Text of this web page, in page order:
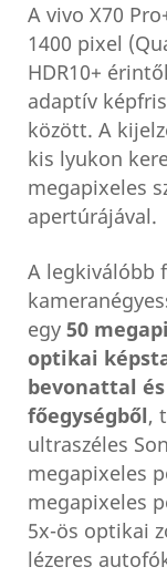
A vivo X70
1400 pixel
HDR10+
adaptív
között. A
kis lyukon
megapixeles
apertúrájával.
A legkiválóbb
egy50
optikai
bevonattal
főegységből,
ultraszéles
megapixeles
megapixeles
5x-ös optikai
lézeres